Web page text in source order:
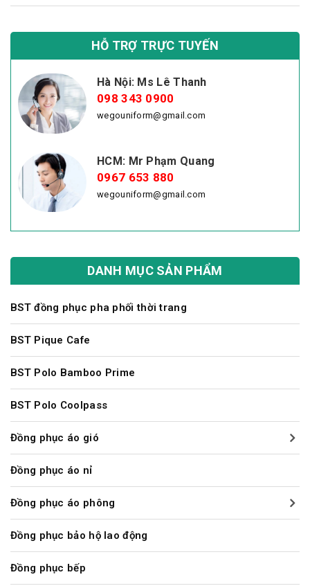
HỖ TRỢ TRỰC TUYẾN
Hà Nội: Ms Lê Thanh
098 343 0900
wegouniform@gmail.com
HCM: Mr Phạm Quang
0967 653 880
wegouniform@gmail.com
DANH MỤC SẢN PHẨM
BST đồng phục pha phối thời trang
BST Pique Cafe
BST Polo Bamboo Prime
BST Polo Coolpass
Đồng phục áo gió
Đồng phục áo nỉ
Đồng phục áo phông
Đồng phục bảo hộ lao động
Đồng phục bếp